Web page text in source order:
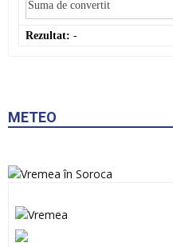
Rezultat: -
METEO